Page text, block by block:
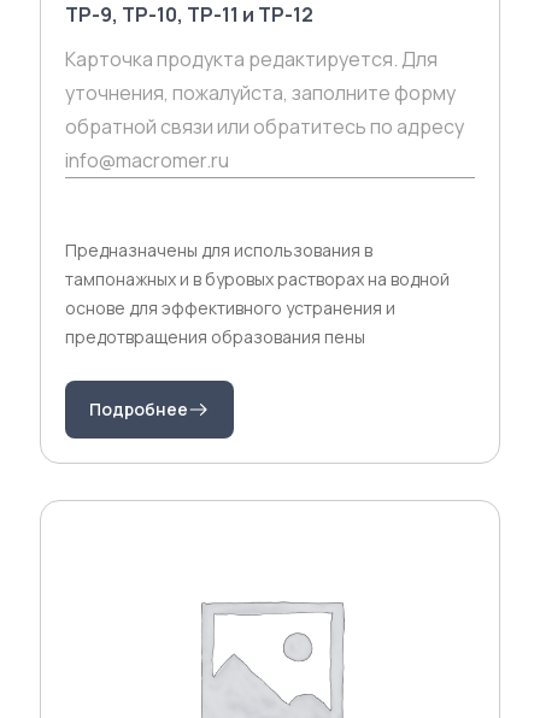
ТР-9, ТР-10, ТР-11 и ТР-12
Карточка продукта редактируется. Для
уточнения, пожалуйста, заполните форму
обратной связи или обратитесь по адресу
info@macromer.ru
Предназначены для использования в
тампонажных и в буровых растворах на водной
основе для эффективного устранения и
предотвращения образования пены
Подробнее